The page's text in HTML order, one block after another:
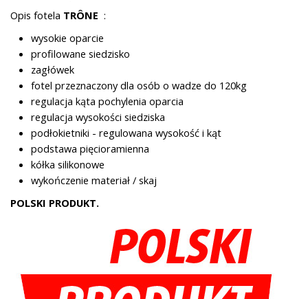
Opis fotela TRÔNE :
wysokie oparcie
profilowane siedzisko
zagłówek
fotel przeznaczony dla osób o wadze do 120kg
regulacja kąta pochylenia oparcia
regulacja wysokości siedziska
podłokietniki - regulowana wysokość i kąt
podstawa pięcioramienna
kółka silikonowe
wykończenie materiał / skaj
POLSKI PRODUKT.